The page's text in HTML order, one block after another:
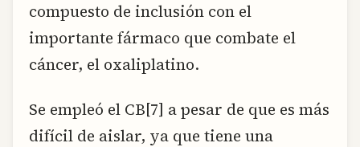
compuesto de inclusión con el
importante fármaco que combate el
cáncer, el oxaliplatino.
Se empleó el CB[7] a pesar de que es más
difícil de aislar, ya que tiene una